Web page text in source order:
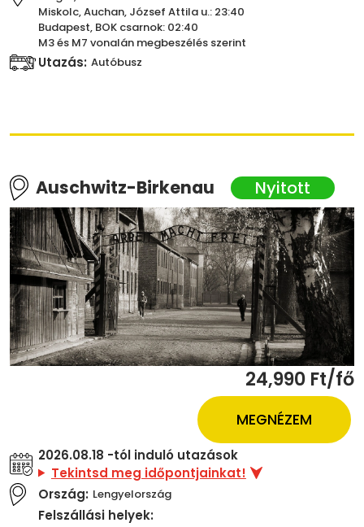
Miskolc, Auchan, József Attila u.: 23:40
Budapest, BOK csarnok: 02:40
M3 és M7 vonalán megbeszélés szerint
Utazás: Autóbusz
Auschwitz-Birkenau
24,990 Ft/fő
MEGNÉZEM
2026.08.18 -tól induló utazások
Tekintsd meg időpontjainkat!
Ország: Lengyelország
Felszállási helyek: